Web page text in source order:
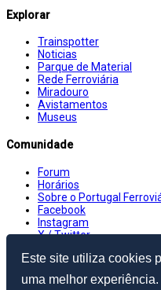
Este site utiliza cookies
uma melhor experiência.
Explorar
Trainspotter
Noticias
Parque de Material
Rede Ferroviária
Miradouro
Avistamentos
Museus
Comunidade
Forum
Horários
Sobre o Portugal
Facebook
Instagram
X / Twitter
Subsites